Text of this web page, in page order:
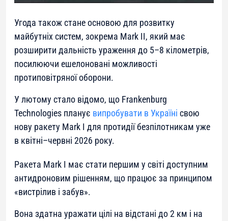
Угода також стане основою для розвитку
майбутніх систем, зокрема Mark II, який має
розширити дальність ураження до 5–8 кілометрів,
посилюючи ешелоновані можливості
протиповітряної оборони.
У лютому стало відомо, що Frankenburg
Technologies планує випробувати в Україні свою
нову ракету Mark I для протидії безпілотникам уже
в квітні–червні 2026 року.
Ракета Mark I має стати першим у світі доступним
антидроновим рішенням, що працює за принципом
«вистрілив і забув».
Вона здатна уражати цілі на відстані до 2 км і на